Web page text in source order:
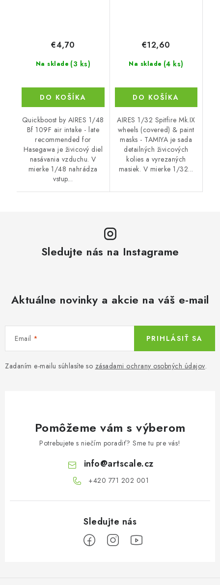
Na sklade (3 ks)
€4,70
DO KOŠÍKA
Quickboost by AIRES 1/48
Bf 109F air intake - late
recommended for
Hasegawa je živicový diel
nasávania vzduchu. V
mierke 1/48 nahrádza
vstup...
Na sklade (4 ks)
€12,60
DO KOŠÍKA
AIRES 1/32 Spitfire Mk.IX
wheels (covered) & paint
masks - TAMIYA je sada
detailných živicových
kolies a vyrezaných
masiek. V mierke 1/32...
Sledujte nás na Instagrame
Aktuálne novinky a akcie na váš e-mail
Email
Zadaním e-mailu súhlasíte so zásadami ochrany osobných údajov.
PRIHLÁSIŤ SA
Pomôžeme vám s výberom
Potrebujete s niečím poradiť? Sme tu pre vás!
info@artscale.cz
+420 771 202 001​